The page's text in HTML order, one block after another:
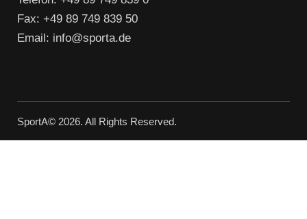
Fax: +49 89 749 839 50
Email: info@sporta.de
SportA© 2026. All Rights Reserved.